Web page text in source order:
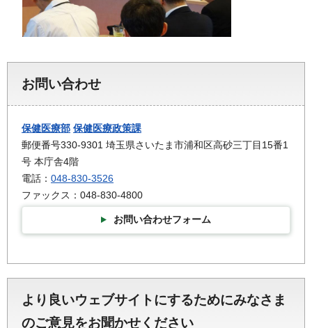
お問い合わせ
保健医療部 保健医療政策課
郵便番号330-9301 埼玉県さいたま市浦和区高砂三丁目15番1
号 本庁舎4階
電話： 048-830-3526
ファックス：048-830-4800
お問い合わせフォーム
より良いウェブサイトにするためにみなさま
のご意見をお聞かせください